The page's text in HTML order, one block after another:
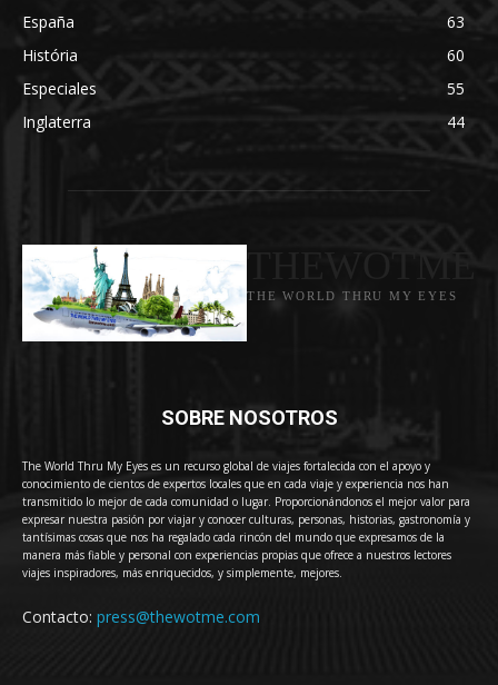
España
63
História
60
Especiales
55
Inglaterra
44
THE WORLD THRU MY EYES
SOBRE NOSOTROS
The World Thru My Eyes es un recurso global de viajes fortalecida con el apoyo y
conocimiento de cientos de expertos locales que en cada viaje y experiencia nos han
transmitido lo mejor de cada comunidad o lugar. Proporcionándonos el mejor valor para
expresar nuestra pasión por viajar y conocer culturas, personas, historias, gastronomía y
tantísimas cosas que nos ha regalado cada rincón del mundo que expresamos de la
manera más fiable y personal con experiencias propias que ofrece a nuestros lectores
viajes inspiradores, más enriquecidos, y simplemente, mejores.
Contacto: press@thewotme.com